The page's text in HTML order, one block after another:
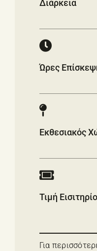
Διάρκεια
Ώρες
Εκθεσιακός
Τιμή
Για